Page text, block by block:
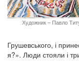
Художник – Павло
Грушевського, і
я?». Люди стояли і